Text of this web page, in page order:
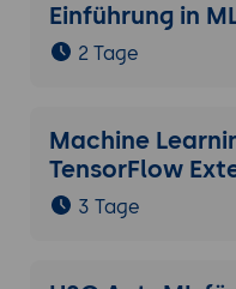
Einführung in
2 Tage
Machine
TensorFlow
3 Tage